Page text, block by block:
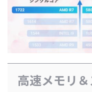
高速メモリ